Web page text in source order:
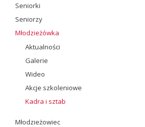
Seniorki
Seniorzy
Młodzieżówka
Aktualności
Galerie
Wideo
Akcje szkoleniowe
Kadra i sztab
Młodzieżowiec